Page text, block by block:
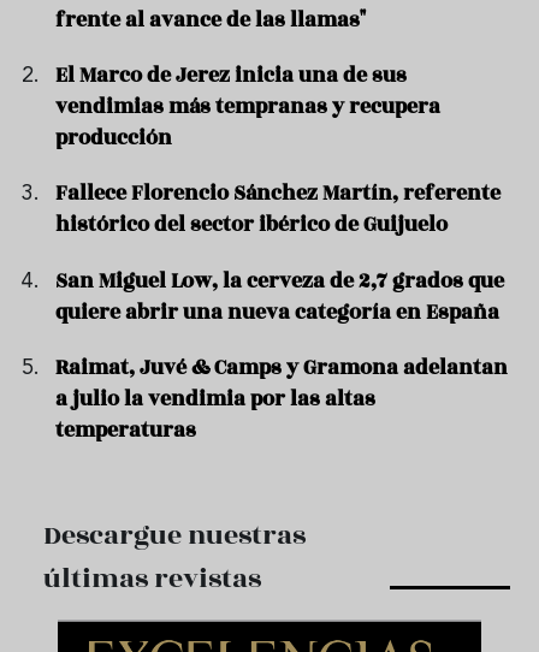
frente al avance de las llamas"
El Marco de Jerez inicia una de sus
vendimias más tempranas y recupera
producción
Fallece Florencio Sánchez Martín, referente
histórico del sector ibérico de Guijuelo
San Miguel Low, la cerveza de 2,7 grados que
quiere abrir una nueva categoría en España
Raimat, Juvé & Camps y Gramona adelantan
a julio la vendimia por las altas
temperaturas
Descargue nuestras
últimas revistas